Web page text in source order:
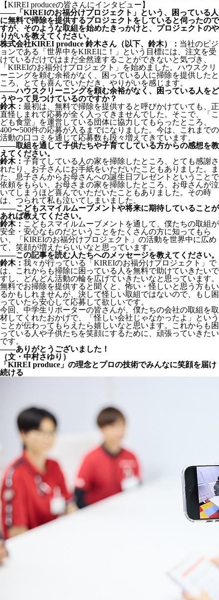
【KIREI produceの皆さんにインタビュー】
――「KIREIのお福分けプロジェクト」という、困っている人
に無料で掃除を提供するプロジェクトをしていると伺ったので
すが、そのような取組を始めたきっかけと、プロジェクトのや
りがいを教えてください。
株式会社KIREI produce 鈴木さん（以下、鈴木）： 当社のビジ
ョンである「世界中をKIREIに！」という目標には、注文を受
けているだけではまだ全然達することができないと気づき、
「KIREIのお福分けプロジェクト」を始めました。ハウスクリ
ーニングを頼む余裕がなく、困っている人に掃除を提供したと
ころ、とても喜んでいただき、やりがいを感じます。
――ハウスクリーニングを頼む余裕がなく、困っている人をど
うやって見つけているのですか？
鈴木： 最初は、無料で掃除を提供すると呼びかけていても、正
直怪しまれて応募が全く入ってきませんでした。そこで、「こ
ども食堂」を運営している団体に協力してもらったところ、
400〜500件の応募が入るまでになりました。今は、これまでの
活動の口コミを通じて応募数も段々増えてきています。
――取組を通して子供たちや子育てしている方からの感想を教
えてください。
鈴木： 子育てしている人の家を掃除したところ、とても感謝さ
れたり、お子さんにお手紙をいただいたこともありました。ま
た、息子さんからお母さんへの誕生日プレゼントということで
依頼をもらい、お母さまの家を掃除したところ、お母さんが泣
いてしまうほど喜んでいただいたこともありました。その時
は、つられて私も泣いてしまいました。
――こどもスマイルムーブメントや将来に期待していることが
あれば教えてください。
鈴木： こどもスマイルムーブメントを通して、僕たちの取組が
安全・安心なものだということをたくさんの方に知ってもら
い、「KIREIのお福分けプロジェクト」の活動を世界中に広め
て、笑顔が増えたらいいなと思っています。
――この記事を読む人たちへのメッセージを教えてください。
鈴木： 我々が行っている「KIREIのお福分けプロジェクト」で
は、これからも掃除に困っている人を無料で助けていきたいで
すし、どんどん活動の輪を広げていきたいなと思っています。
無料でお掃除を提供すると聞くと、怖い・怪しいと思う方もい
るかもしれませんが、決して怪しい取組ではないので、もし困
っていたら安心して応募して欲しいです。
今回、中学生リポーターの皆さんが、僕たちの会社の取組を取
材してくれたおかげで、「怪しい会社じゃなかったよ」という
ことが伝わってもらえたら嬉しいなと思います。これからも困
っている人や子供たちを笑顔にするために、頑張っていきたい
です。
――ありがとうございました！
（文・中村さゆり）
「KIREI produce」の理念とプロの技術でみんなに笑顔を届け
続ける